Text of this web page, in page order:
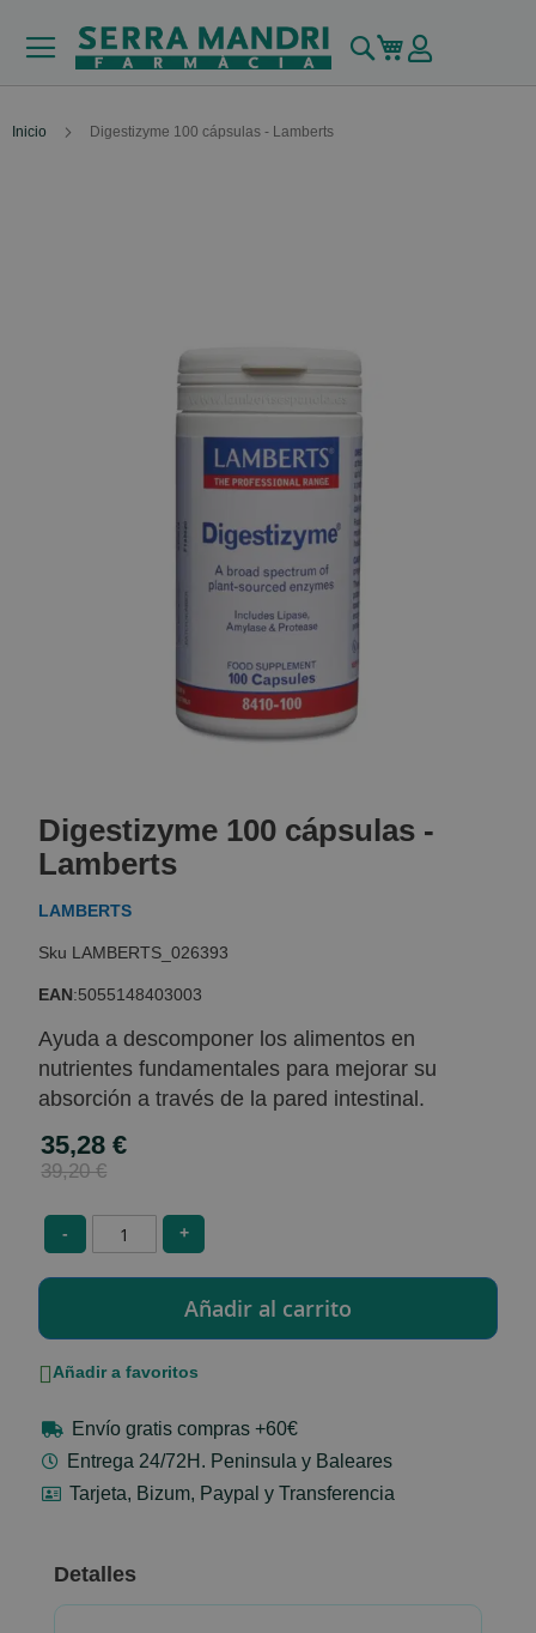
Buscar
Mi carrito
Inicio Digestizyme 100 cápsulas - Lamberts
the
beginning
of
the
gallery
Digestizyme 100 cápsulas -
Lamberts
LAMBERTS
LAMBERTS_026393
EAN:5055148403003
Ayuda a descomponer los alimentos en
nutrientes fundamentales para mejorar su
absorción a través de la pared intestinal.
Special
Price
35,28 €
39,20 €
- +
Añadir a favoritos
Envío gratis compras +60€
Entrega 24/72H. Peninsula y Baleares
Tarjeta, Bizum, Paypal y Transferencia
Detalles